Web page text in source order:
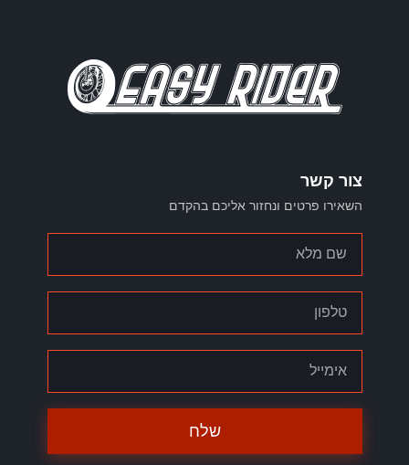
צור קשר
השאירו פרטים ונחזור אליכם בהקדם
שלח